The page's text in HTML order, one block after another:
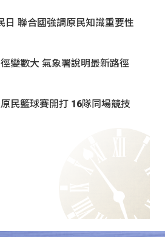
日 聯合國強調原民知識重要性
變數大 氣象署說明最新路徑
民籃球賽開打 16隊同場競技